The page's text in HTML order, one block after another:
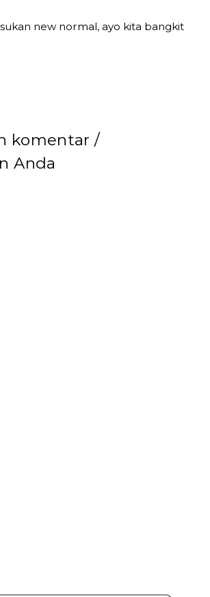
new normal, ayo kita bangkit
komentar /
Anda